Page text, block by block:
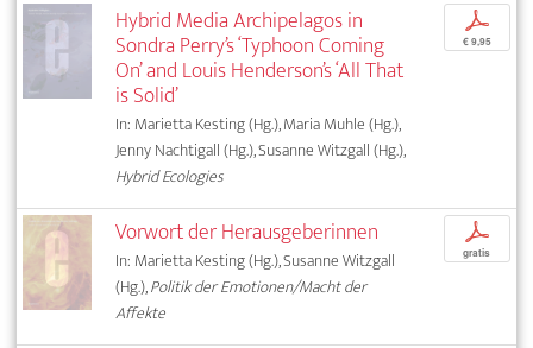
Hybrid Media Archipelagos in
Sondra Perry’s ‘Typhoon Coming
On’ and Louis Henderson’s ‘All That
is Solid’
In: Marietta Kesting (Hg.), Maria Muhle (Hg.),
Jenny Nachtigall (Hg.), Susanne Witzgall (Hg.),
Hybrid Ecologies
p
€ 9,95
Vorwort der Herausgeberinnen
In: Marietta Kesting (Hg.), Susanne Witzgall
(Hg.),Politik der Emotionen/Macht der
Affekte
p
gratis